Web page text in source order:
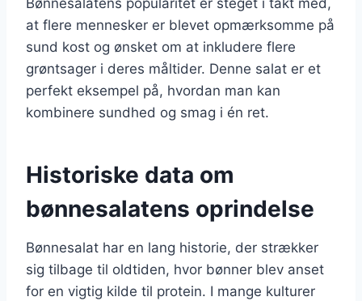
Bønnesalatens popularitet er steget i takt med,
at flere mennesker er blevet opmærksomme på
sund kost og ønsket om at inkludere flere
grøntsager i deres måltider. Denne salat er et
perfekt eksempel på, hvordan man kan
kombinere sundhed og smag i én ret.
Historiske data om
bønnesalatens oprindelse
Bønnesalat har en lang historie, der strækker
sig tilbage til oldtiden, hvor bønner blev anset
for en vigtig kilde til protein. I mange kulturer